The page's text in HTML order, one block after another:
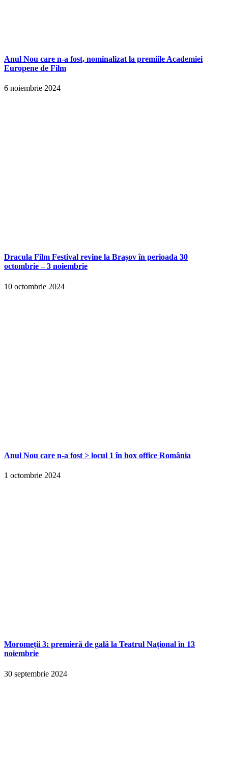
Anul Nou care n-a fost, nominalizat la premiile Academiei
Europene de Film
6 noiembrie 2024
Dracula Film Festival revine la Brașov în perioada 30
octombrie – 3 noiembrie
10 octombrie 2024
Anul Nou care n-a fost > locul 1 în box office România
1 octombrie 2024
Moromeții 3: premieră de gală la Teatrul Național în 13
noiembrie
30 septembrie 2024